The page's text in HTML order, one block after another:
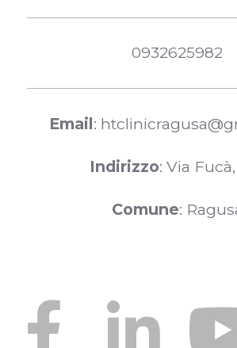
0932625982
Email:
Indirizzo: Via
Comune: